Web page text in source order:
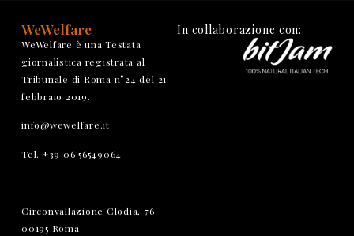
WeWelfare
WeWelfare è una Testata
giornalistica registrata al
Tribunale di Roma n°24 del 21
febbraio 2019.
info@wewelfare.it
Tel. +39 06 56549064
Circonvallazione Clodia, 76
00195 Roma
In collaborazione con: